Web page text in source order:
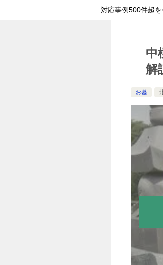
対応事例500件超を
中
解
お墓